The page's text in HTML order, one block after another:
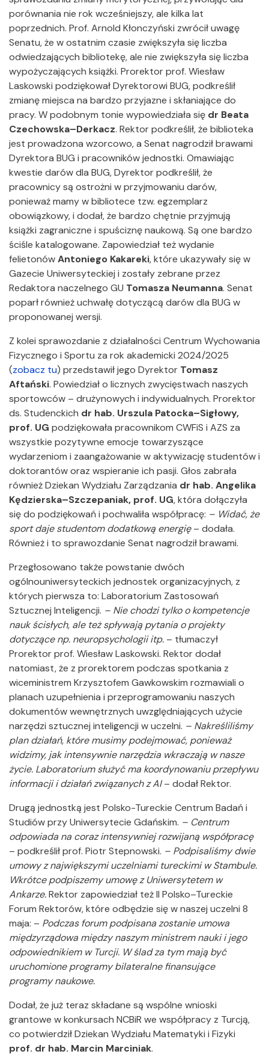
porównania nie rok wcześniejszy, ale kilka lat
poprzednich. Prof. Arnold Kłonczyński zwrócił uwagę
Senatu, że w ostatnim czasie zwiększyła się liczba
odwiedzających bibliotekę, ale nie zwiększyła się liczba
wypożyczających książki. Prorektor prof. Wiesław
Laskowski podziękował Dyrektorowi BUG, podkreślił
zmianę miejsca na bardzo przyjazne i skłaniające do
pracy. W podobnym tonie wypowiedziała się dr Beata
Czechowska–Derkacz. Rektor podkreślił, że biblioteka
jest prowadzona wzorcowo, a Senat nagrodził brawami
Dyrektora BUG i pracowników jednostki. Omawiając
kwestie darów dla BUG, Dyrektor podkreślił, że
pracownicy są ostrożni w przyjmowaniu darów,
ponieważ mamy w bibliotece tzw. egzemplarz
obowiązkowy, i dodał, że bardzo chętnie przyjmują
książki zagraniczne i spuściznę naukową. Są one bardzo
ściśle katalogowane. Zapowiedział też wydanie
felietonówAntoniego Kakareki, które ukazywały się w
Gazecie Uniwersyteckiej i zostały zebrane przez
Redaktora naczelnego GU Tomasza Neumanna. Senat
poparł również uchwałę dotyczącą darów dla BUG w
proponowanej wersji.
Z kolei sprawozdanie z działalności Centrum Wychowania
Fizycznego i Sportu za rok akademicki 2024/2025
(zobacz tu) przedstawił jego Dyrektor Tomasz
Aftański. Powiedział o licznych zwycięstwach naszych
sportowców – drużynowych i indywidualnych. Prorektor
ds. Studenckich dr hab. Urszula Patocka–Sigłowy,
prof. UG podziękowała pracownikom CWFiS i AZS za
wszystkie pozytywne emocje towarzyszące
wydarzeniom i zaangażowanie w aktywizację studentów i
doktorantów oraz wspieranie ich pasji. Głos zabrała
również Dziekan Wydziału Zarządzania dr hab. Angelika
Kędzierska–Szczepaniak, prof. UG, która dołączyła
się do podziękowań i pochwaliła współpracę: – Widać, że
sport daje studentom dodatkową energię– dodała.
Również i to sprawozdanie Senat nagrodził brawami.
Przegłosowano także powstanie dwóch
ogólnouniwersyteckich jednostek organizacyjnych, z
których pierwsza to: Laboratorium Zastosowań
Sztucznej Inteligencji. – Nie chodzi tylko o kompetencje
nauk ścisłych, ale też spływają pytania o projekty
dotyczące np. neuropsychologii itp. – tłumaczył
Prorektor prof. Wiesław Laskowski. Rektor dodał
natomiast, że z prorektorem podczas spotkania z
wiceministrem Krzysztofem Gawkowskim rozmawiali o
planach uzupełnienia i przeprogramowaniu naszych
dokumentów wewnętrznych uwzględniających użycie
narzędzi sztucznej inteligencji w uczelni. – Nakreśliliśmy
plan działań, które musimy podejmować, ponieważ
widzimy, jak intensywnie narzędzia wkraczają w nasze
życie. Laboratorium służyć ma koordynowaniu przepływu
informacji i działań związanych z AI– dodał Rektor.
Drugą jednostką jest Polsko-Tureckie Centrum Badań i
Studiów przy Uniwersytecie Gdańskim. – Centrum
odpowiada na coraz intensywniej rozwijaną współpracę
– podkreślił prof. Piotr Stepnowski. – Podpisaliśmy dwie
umowy z największymi uczelniami tureckimi w Stambule.
Wkrótce podpiszemy umowę z Uniwersytetem w
Ankarze.Rektor zapowiedział też II Polsko–Tureckie
Forum Rektorów, które odbędzie się w naszej uczelni 8
maja: – Podczas forum podpisana zostanie umowa
międzyrządowa między naszym ministrem nauki i jego
odpowiednikiem w Turcji. W ślad za tym mają być
uruchomione programy bilateralne finansujące
programy naukowe.
Dodał, że już teraz składane są wspólne wnioski
grantowe w konkursach NCBiR we współpracy z Turcją,
co potwierdził Dziekan Wydziału Matematyki i Fizyki
prof. dr hab. Marcin Marciniak.